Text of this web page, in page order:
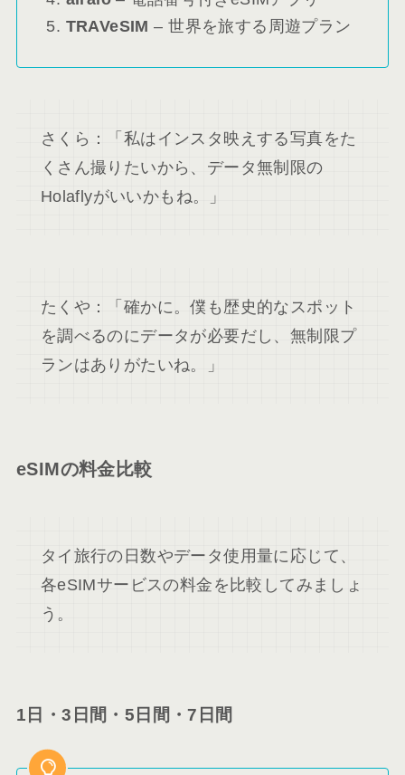
TRAVeSIM – 世界を旅する周遊プラン
さくら：「私はインスタ映えする写真をた
くさん撮りたいから、データ無制限の
Holaflyがいいかもね。」
たくや：「確かに。僕も歴史的なスポット
を調べるのにデータが必要だし、無制限プ
ランはありがたいね。」
eSIMの料金比較
タイ旅行の日数やデータ使用量に応じて、
各eSIMサービスの料金を比較してみましょ
う。
1日・3日間・5日間・7日間